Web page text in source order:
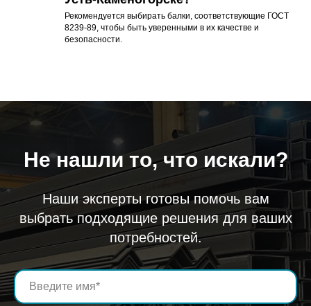
Рекомендуется выбирать балки, соответствующие ГОСТ
8239-89, чтобы быть уверенными в их качестве и
безопасности.
Не нашли то, что искали?
Наши эксперты готовы помочь вам
выбрать подходящие решения для ваших
потребностей.